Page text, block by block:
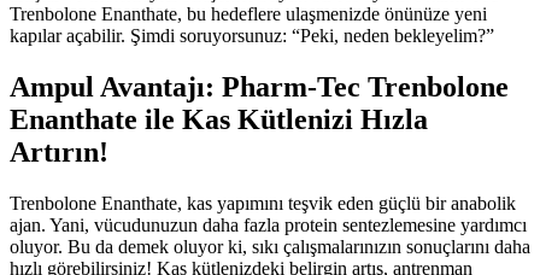
Trenbolone Enanthate, bu hedeflere ulaşmenizde önünüze yeni
kapılar açabilir. Şimdi soruyorsunuz: “Peki, neden bekleyelim?”
Ampul Avantajı: Pharm-Tec Trenbolone
Enanthate ile Kas Kütlenizi Hızla
Artırın!
Trenbolone Enanthate, kas yapımını teşvik eden güçlü bir anabolik
ajan. Yani, vücudunuzun daha fazla protein sentezlemesine yardımcı
oluyor. Bu da demek oluyor ki, sıkı çalışmalarınızın sonuçlarını daha
hızlı görebilirsiniz! Kas kütlenizdeki belirgin artış, antrenman